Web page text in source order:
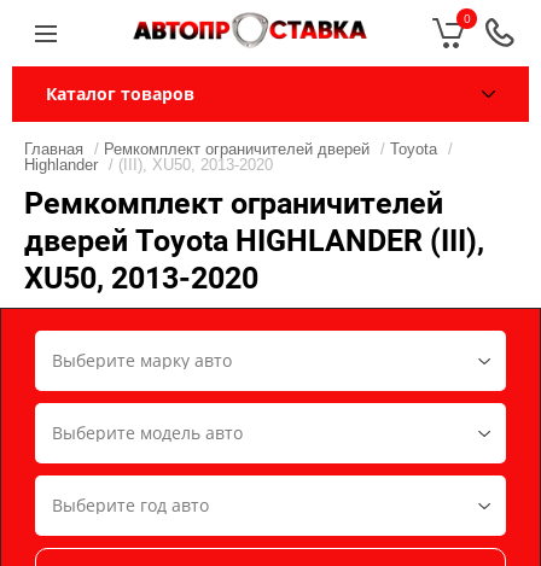
0
Каталог товаров
Главная / Ремкомплект ограничителей дверей / Toyota /
Highlander / (III), XU50, 2013-2020
Ремкомплект ограничителей
дверей Toyota HIGHLANDER (III),
XU50, 2013-2020